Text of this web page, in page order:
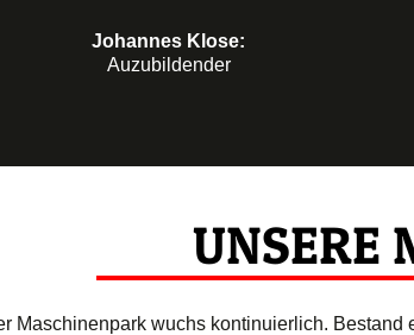
Johannes Klose:
Auzubildender
UNSERE
Maschinenpark wuchs kontinuierlich.